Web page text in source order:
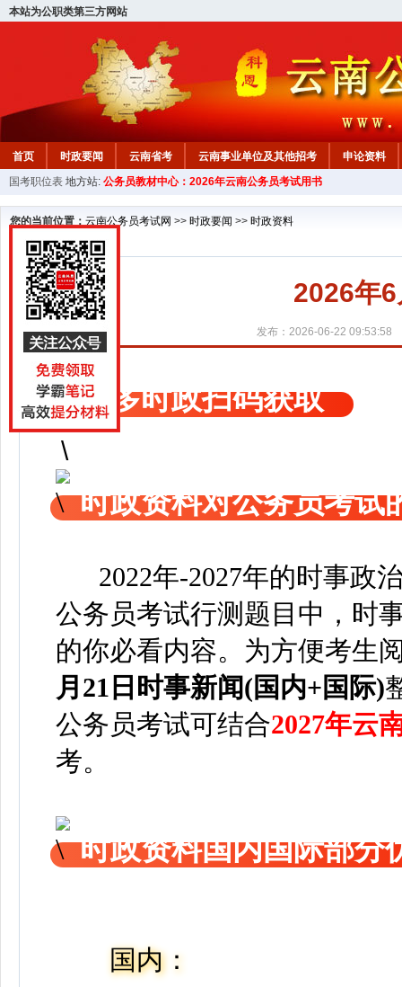
本站为公职类第三方网站
首页 时政要闻 云南省考 云南事业单位及其他招考
申论资料
国考职位表 地方站: 公务员教材中心：2026年云南公务员考试用书
您的当前位置： 云南公务员考试网 >> 时政要闻 >> 时政资料
2026年
发布：2026-06-22 09:53:58
更多时政扫码获取
时政资料对公务员考试
2022年-2027年的时事政
公务员考试行测题目中，时
的你必看内容。为方便考生
月21日 时事新闻(国内+国际)
公务员考试可结合2027年云
考。
时政资料国内国际部分
国内：